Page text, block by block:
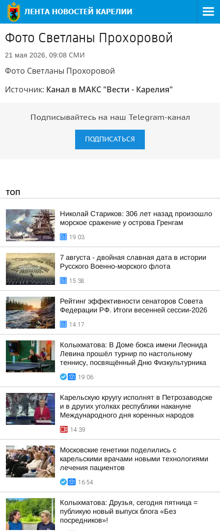
Фото Светланы Прохоровой
21 мая 2026, 09:08 СМИ
Фото Светланы Прохоровой
Источник: Канал в МАКС "Вести - Карелия"
Подписывайтесь на наш Telegram-канал
ПОДПИСАТЬСЯ
ТОП
Николай Стариков: 306 лет назад произошло
морское сражение у острова Гренгам
19:03
7 августа - двойная славная дата в истории
Русского Военно-морского флота
15:38
Рейтинг эффективности сенаторов Совета
Федерации РФ. Итоги весенней сессии-2026
14:17
Колыхматова: В Доме бокса имени Леонида
Левина прошёл турнир по настольному
теннису, посвящённый Дню Физкультурника
19:06
Карельскую круугу исполнят в Петрозаводске
и в других уголках республики накануне
Международного дня коренных народов
14:39
Московские генетики поделились с
карельскими врачами новыми технологиями
лечения пациентов
16:54
Колыхматова: Друзья, сегодня пятница =
публикую новый выпуск блога «Без
посредников»!